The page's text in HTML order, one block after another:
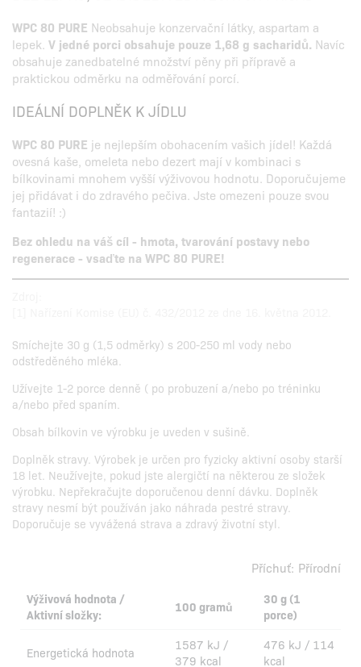
WPC 80 PURE Neobsahuje konzervační látky, aspartam a
lepek. V jedné porci obsahuje pouze 1,68 g sacharidů. Navíc
obsahuje zanedbatelné množství pěny při přípravě a
praktickou odměrku na odměřování porcí.
IDEÁLNÍ DOPLNĚK K JÍDLU
WPC 80 PURE je nejlepším obohacením vašich jídel! Každá
ovesná kaše, omeleta nebo dezert mají v kombinaci s
bílkovinami mnohem vyšší výživovou hodnotu. Doporučujeme
jej přidávat i do zdravého pečiva. Jste omezeni pouze svou
fantazií! :)
Bez ohledu na váš cíl - hmota, tvarování postavy nebo
regenerace - vsaďte na WPC 80 PURE!
Smíchejte 30 g (1,5 odměrky) s 200-250 ml vody nebo
odstředěného mléka.
Užívejte 1-2 porce denně ( po probuzení a/nebo po tréninku
a/nebo před spaním.
Obsah bílkovin ve výrobku je uveden v sušině.
Doplněk stravy. Výrobek je určen pro fyzicky aktivní osoby starší
18 let. Neužívejte, pokud jste alergičtí na některou ze složek
výrobku. Nepřekračujte doporučenou denní dávku. Doplněk
stravy nesmí být používán jako náhrada pestré stravy.
Doporučuje se vyvážená strava a zdravý životní styl.
Příchuť: Přírodní
Výživová hodnota /
Aktivní složky:
100 gramů
30 g (1
porce)
Energetická hodnota
1587 kJ /
379 kcal
476 kJ / 114
kcal